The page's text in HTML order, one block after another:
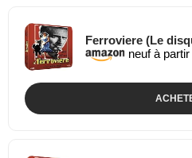
Ferroviere (Le
neuf à